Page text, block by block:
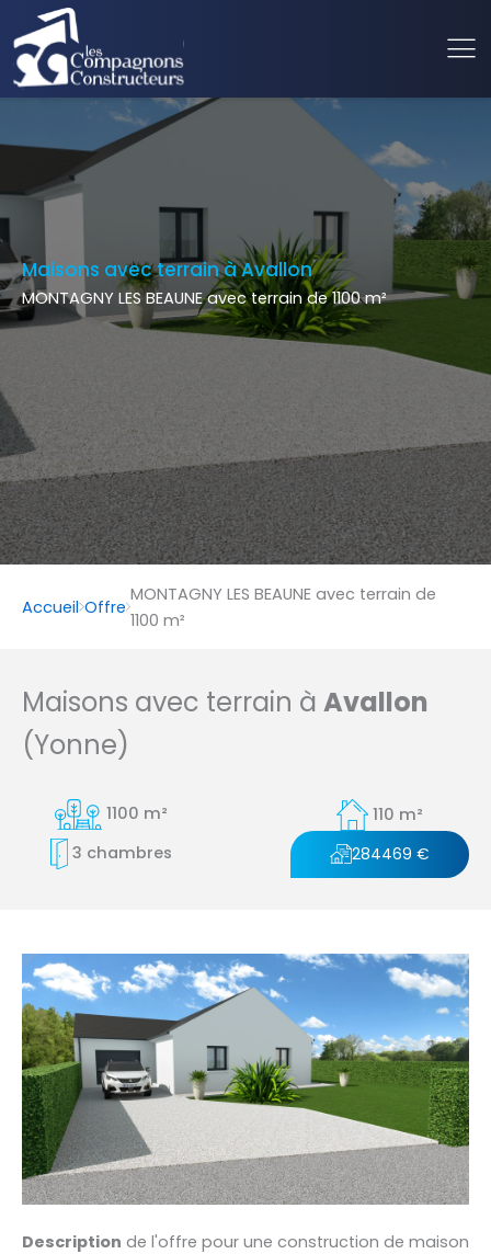
Maisons avec terrain à Avallon
MONTAGNY LES BEAUNE avec terrain de 1100 m²
Accueil Offre
MONTAGNY LES BEAUNE avec terrain de
1100 m²
Maisons avec terrain à Avallon
(Yonne)
1100 m²
110 m²
3 chambres
284469 €
Description de l'offre pour une construction de maison